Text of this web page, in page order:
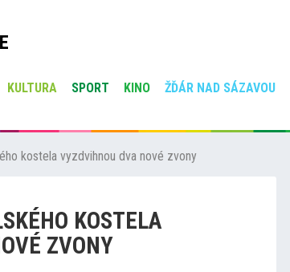
KULTURA SPORT KINO ŽĎÁR NAD SÁZAVOU
kostela vyzdvihnou dva nové zvony
KOSTELA
ZVONY